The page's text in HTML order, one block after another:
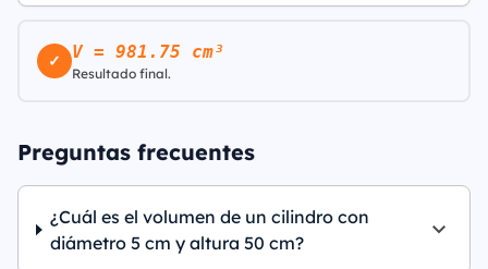
✓ V = 981.75 cm³
Resultado final.
Preguntas frecuentes
¿Cuál es el volumen de un cilindro con
diámetro 5 cm y altura 50 cm?